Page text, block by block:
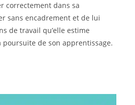
correctement dans sa
sans encadrement et de lui
de travail qu’elle estime
poursuite de son apprentissage.